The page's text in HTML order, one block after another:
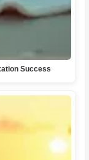
Success